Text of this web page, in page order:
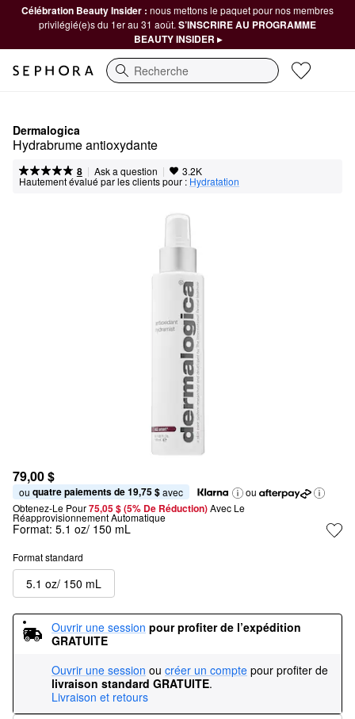
Célébration Beauty Insider : nous mettons le paquet pour nos membres
privilégié(e)s du 1er au 31 août. S’INSCRIRE AU PROGRAMME
BEAUTY INSIDER ▸
Recherche
Dermalogica
Hydrabrume antioxydante
8 | Ask a question | 3.2K
Hautement évalué par les clients pour : Hydratation
79,00 $
ou quatre paiements de 19,75 $ avec
ou
Obtenez-Le Pour75,05 $ (5% De Réduction) Avec Le
Réapprovisionnement Automatique
Format: 5.1 oz/ 150 mL
Format standard
5.1 oz/ 150 mL
Ouvrir une session pour profiter de l’expédition
GRATUITE
Ouvrir une session ou créer un compte pour profiter de
livraison standard GRATUITE.
Livraison et retours